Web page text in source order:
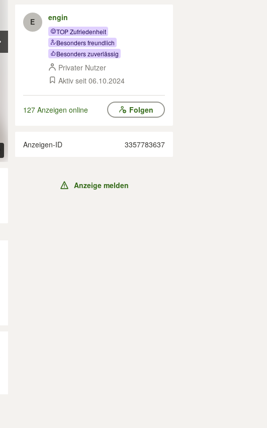
E engin
TOP Zufriedenheit
Besonders freundlich
Besonders zuverlässig
Privater Nutzer
Aktiv seit 06.10.2024
127 Anzeigen online Folgen
Anzeigen-ID 3357783637
Anzeige melden